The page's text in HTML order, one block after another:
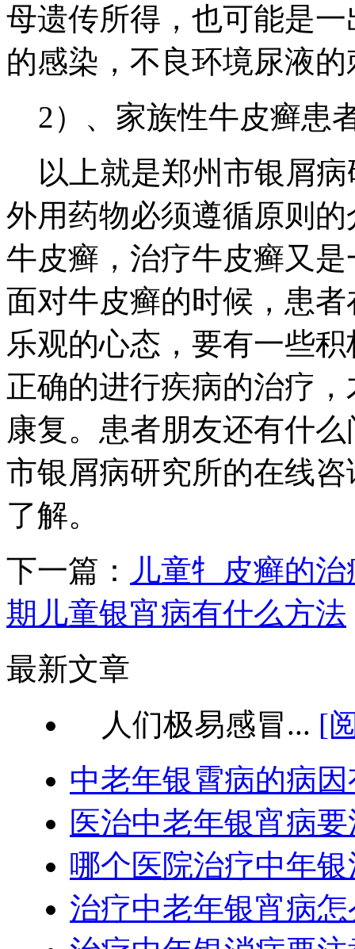
母遗传所得，也可能是
的感染，不良环境尿液
2）、家族性牛皮癣患
以上就是郑州市银屑病
外用药物必须遵循原则
牛皮癣，治疗牛皮癣又
面对牛皮癣的时候，患
乐观的心态，要有一些
正确的进行疾病的治疗
康复。患者朋友还有什
市银屑病研究所的在线咨
了解。
下一篇： 儿童牜皮癣的
期儿童银宵病有什么方法
最新文章
人们极易感冒... [
中老年银霄病的病
医治中老年银宵病
哪个医院治疗中年
治疗中老年银宵病